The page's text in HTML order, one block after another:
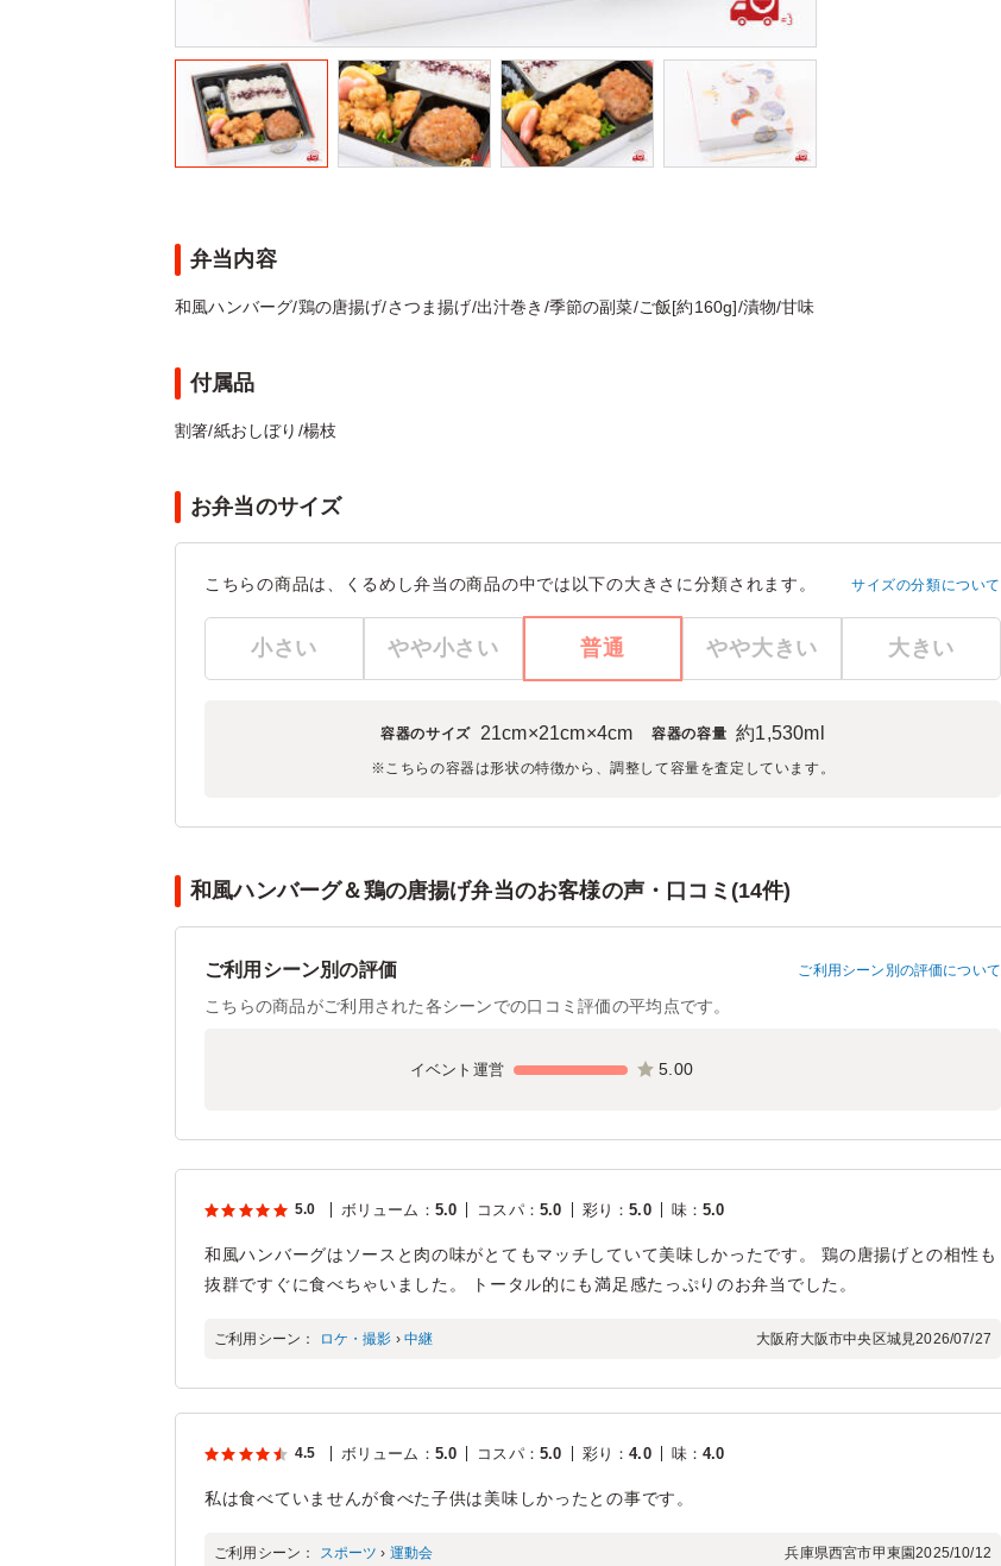
弁当内容
和風ハンバーグ/鶏の唐揚げ/さつま揚げ/出汁巻き/季節の副菜/ご飯[約160g]/漬物/甘味
付属品
割箸/紙おしぼり/楊枝
お弁当のサイズ
こちらの商品は、くるめし弁当の商品の中では以下の大きさに分類されます。 サイズの分類について
小さい やや小さい 普通 やや大きい 大きい
容器のサイズ 21cm×21cm×4cm 容器の容量 約1,530ml
※こちらの容器は形状の特徴から、調整して容量を査定しています。
和風ハンバーグ＆鶏の唐揚げ弁当のお客様の声・口コミ(14件)
ご利用シーン別の評価 ご利用シーン別の評価について
こちらの商品がご利用された各シーンでの口コミ評価の平均点です。
イベント運営 5.00
5.0 ボリューム ： 5.0 コスパ： 5.0 彩り ：5.0 味：5.0
和風ハンバーグはソースと肉の味がとてもマッチしていて美味しかったです。 鶏の唐揚げとの相性も
抜群ですぐに食べちゃいました。 トータル的にも満足感たっぷりのお弁当でした。
ご利用シーン： ロケ・撮影 › 中継 大阪府大阪市中央区城見2026/07/27
4.5 ボリューム ： 5.0 コスパ： 5.0 彩り ：4.0 味：4.0
私は食べていませんが食べた子供は美味しかったとの事です。
ご利用シーン： スポーツ › 運動会 兵庫県西宮市甲東園2025/10/12